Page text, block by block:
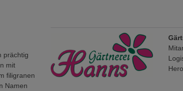
prächtig
mit
filigranen
Namen